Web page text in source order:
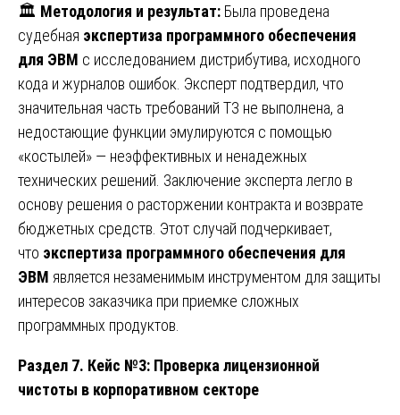
🏛️ Методология и результат: Была проведена
судебная экспертиза программного обеспечения
для ЭВМ с исследованием дистрибутива, исходного
кода и журналов ошибок. Эксперт подтвердил, что
значительная часть требований ТЗ не выполнена, а
недостающие функции эмулируются с помощью
«костылей» — неэффективных и ненадежных
технических решений. Заключение эксперта легло в
основу решения о расторжении контракта и возврате
бюджетных средств. Этот случай подчеркивает,
что экспертиза программного обеспечения для
ЭВМ является незаменимым инструментом для защиты
интересов заказчика при приемке сложных
программных продуктов.
Раздел 7. Кейс №3: Проверка лицензионной
чистоты в корпоративном секторе